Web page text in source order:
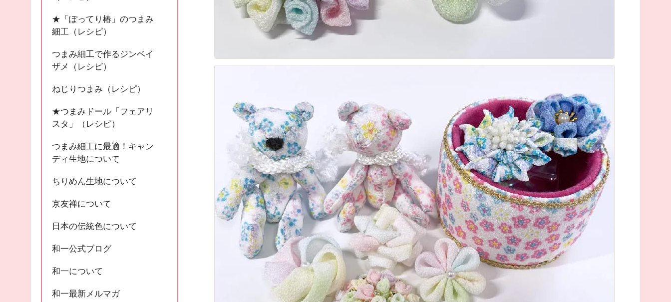
★「ぽってり椿」のつまみ
細工（レシピ）
つまみ細工で作るジンベイ
ザメ（レシピ）
ねじりつまみ（レシピ）
★つまみドール「フェアリ
スタ」（レシピ）
つまみ細工に最適！キャン
ディ生地について
ちりめん生地について
京友禅について
日本の伝統色について
和一公式ブログ
和一について
和一最新メルマガ